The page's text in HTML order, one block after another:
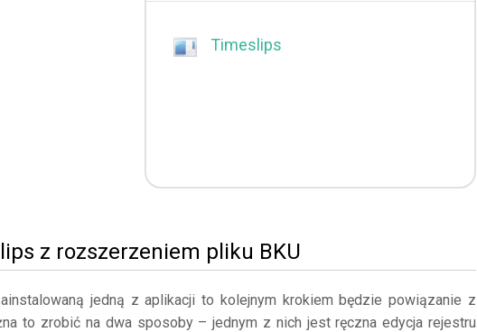
Timeslips
z rozszerzeniem pliku BKU
jedną z aplikacji to kolejnym krokiem będzie powiązanie z
to zrobić na dwa sposoby – jednym z nich jest ręczna edycja rejestru